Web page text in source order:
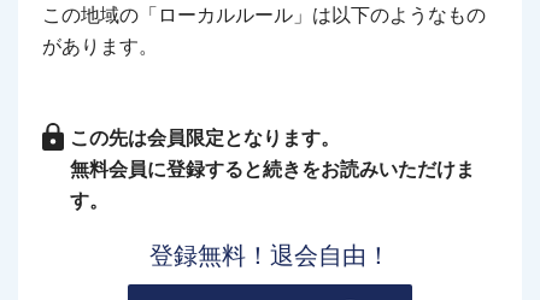
この地域の「ローカルルール」は以下のようなもの
があります。
この先は会員限定となります。
無料会員に登録すると続きをお読みいただけま
す。
登録無料！退会自由！